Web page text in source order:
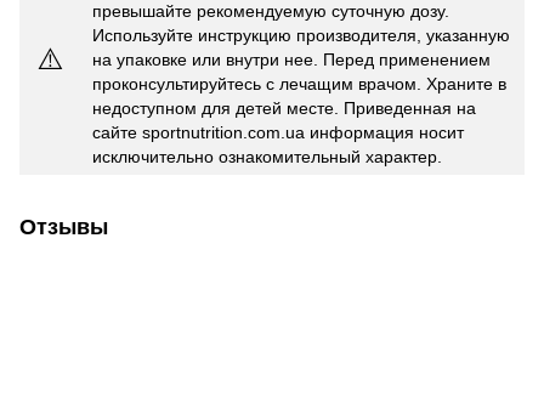
⚠️
превышайте рекомендуемую суточную дозу.
Используйте инструкцию производителя, указанную
на упаковке или внутри нее. Перед применением
проконсультируйтесь с лечащим врачом. Храните в
недоступном для детей месте. Приведенная на
сайте sportnutrition.com.ua информация носит
исключительно ознакомительный характер.
Отзывы